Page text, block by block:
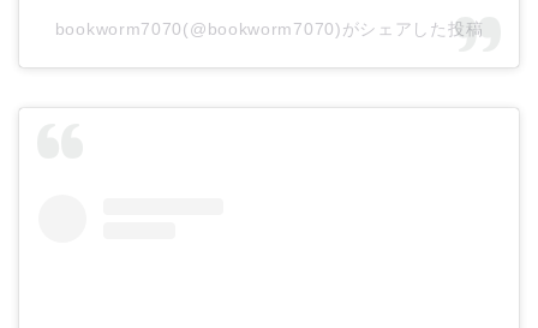
bookworm7070(@bookworm7070)がシェアした投稿